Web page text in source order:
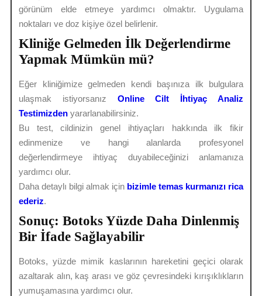
görünüm elde etmeye yardımcı olmaktır. Uygulama
noktaları ve doz kişiye özel belirlenir.
Kliniğe Gelmeden İlk Değerlendirme
Yapmak Mümkün mü?
Eğer kliniğimize gelmeden kendi başınıza ilk bulgulara
ulaşmak istiyorsanız Online Cilt İhtiyaç Analiz
Testimizden yararlanabilirsiniz.
Bu test, cildinizin genel ihtiyaçları hakkında ilk fikir
edinmenize ve hangi alanlarda profesyonel
değerlendirmeye ihtiyaç duyabileceğinizi anlamanıza
yardımcı olur.
Daha detaylı bilgi almak için bizimle temas kurmanızı rica
ederiz.
Sonuç: Botoks Yüzde Daha Dinlenmiş
Bir İfade Sağlayabilir
Botoks, yüzde mimik kaslarının hareketini geçici olarak
azaltarak alın, kaş arası ve göz çevresindeki kırışıklıkların
yumuşamasına yardımcı olur.